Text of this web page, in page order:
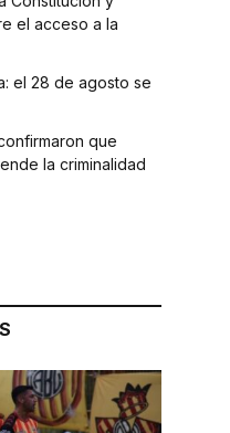
el acceso a la
el 28 de agosto se
que
la criminalidad